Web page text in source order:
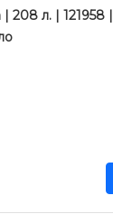
208 л. | 121958 |